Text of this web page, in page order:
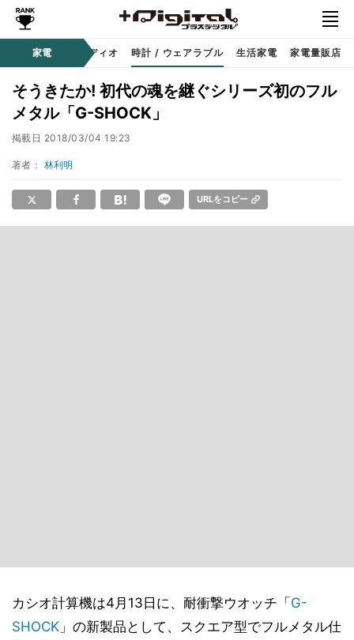
家電
サウンド / オーディオ 時計 / ウェアラブル 生活家電 家電量販店
そうきたか! 初代の魂を継ぐシリーズ初のフル
メタル「G-SHOCK」
掲載日 2018/03/04 19:23
著者： 林利明
URLをコピー
カシオ計算機は4月13日に、耐衝撃ウオッチ「 G-
SHOCK 」の新製品として、スクエア型でフルメタル仕